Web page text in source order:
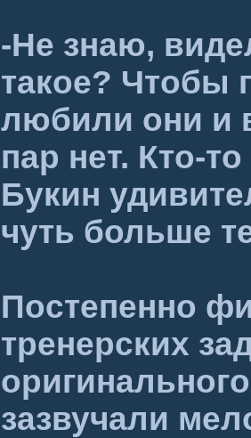
-Не знаю,
такое? Чтобы
любили они и
пар нет. Кто-
Букин
чуть больше
Постепенно
тренерских
зазвучали